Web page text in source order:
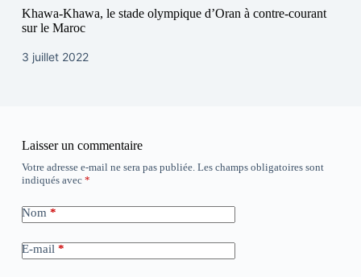
Khawa-Khawa, le stade olympique d’Oran à contre-courant
sur le Maroc
3 juillet 2022
Laisser un commentaire
Votre adresse e-mail ne sera pas publiée. Les champs obligatoires sont
indiqués avec *
Nom *
E-mail *